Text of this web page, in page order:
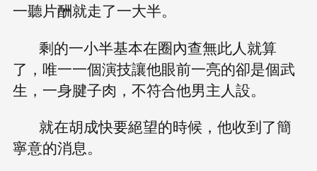
一聽片酬就走了一大半。
剩的一小半基本在圈內查無此人就算
了，唯一一個演技讓他眼前一亮的卻是個武
生，一身腱子肉，不符合他男主人設。
就在胡成快要絕望的時候，他收到了簡
寧意的消息。